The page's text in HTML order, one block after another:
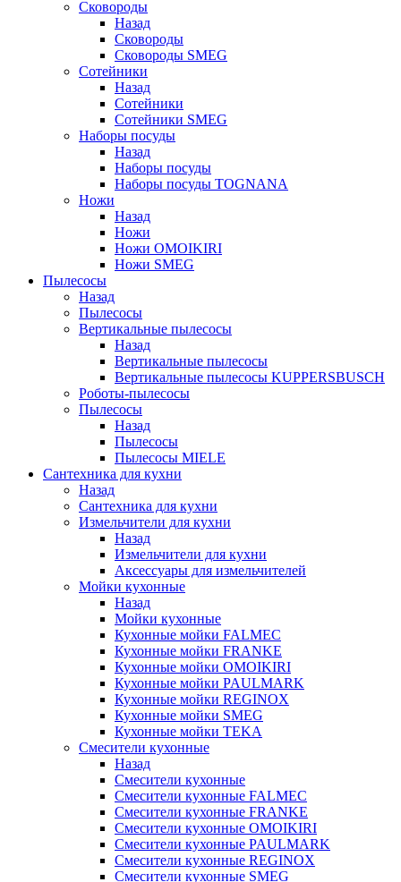
Сковороды
Назад
Сковороды
Сковороды SMEG
Сотейники
Назад
Сотейники
Сотейники SMEG
Наборы посуды
Назад
Наборы посуды
Наборы посуды TOGNANA
Ножи
Назад
Ножи
Ножи OMOIKIRI
Ножи SMEG
Пылесосы
Назад
Пылесосы
Вертикальные пылесосы
Назад
Вертикальные пылесосы
Вертикальные пылесосы KUPPERSBUSCH
Роботы-пылесосы
Пылесосы
Назад
Пылесосы
Пылесосы MIELE
Сантехника для кухни
Назад
Сантехника для кухни
Измельчители для кухни
Назад
Измельчители для кухни
Аксессуары для измельчителей
Мойки кухонные
Назад
Мойки кухонные
Кухонные мойки FALMEC
Кухонные мойки FRANKE
Кухонные мойки OMOIKIRI
Кухонные мойки PAULMARK
Кухонные мойки REGINOX
Кухонные мойки SMEG
Кухонные мойки TEKA
Смесители кухонные
Назад
Смесители кухонные
Смесители кухонные FALMEC
Смесители кухонные FRANKE
Смесители кухонные OMOIKIRI
Смесители кухонные PAULMARK
Смесители кухонные REGINOX
Смесители кухонные SMEG